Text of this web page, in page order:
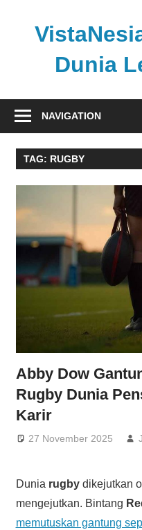
Dunia
nasional
global
dalam
NAVIGATION
TAG: RUGBY
Abby Dow
Rugby Dunia
Karir
27 November 2025
Dunia rugbydikejutkan
mengejutkan. Bintang
memutuskan gantung